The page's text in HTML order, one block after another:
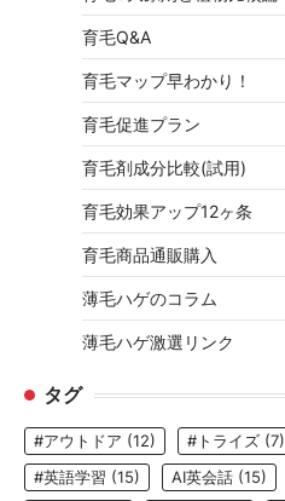
育毛Q&A
育毛マップ早わかり！
育毛促進プラン
育毛剤成分比較(試用)
育毛効果アップ12ヶ条
育毛商品通販購入
薄毛ハゲのコラム
薄毛ハゲ激選リンク
タグ
#アウトドア (12) #トライズ (7)
#英語学習 (15) AI英会話 (15)